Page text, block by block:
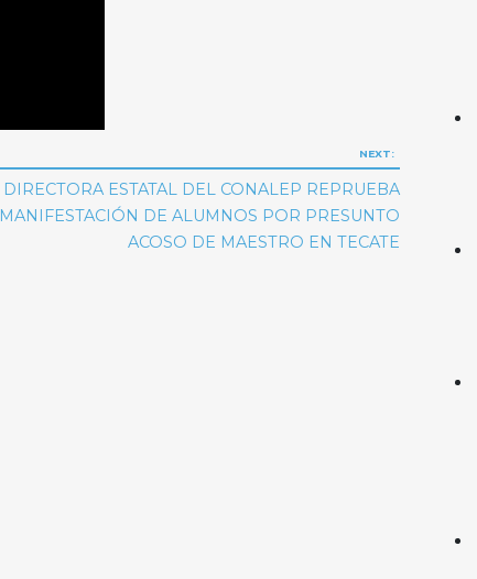
NEXT:
DIRECTORA ESTATAL DEL CONALEP REPRUEBA
MANIFESTACIÓN DE ALUMNOS POR PRESUNTO
ACOSO DE MAESTRO EN TECATE